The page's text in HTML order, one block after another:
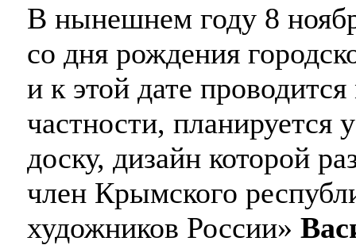
В нынешнем году 8
со дня рождения
и к этой дате
частности, планируется
доску, дизайн которой
член Крымского
художников России»